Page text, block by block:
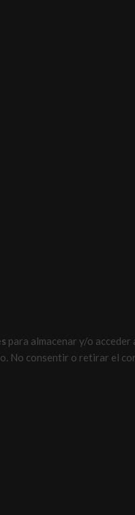
para almacenar y/o
No consentir o retirar el